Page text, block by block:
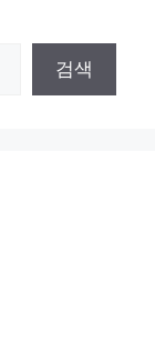
검색